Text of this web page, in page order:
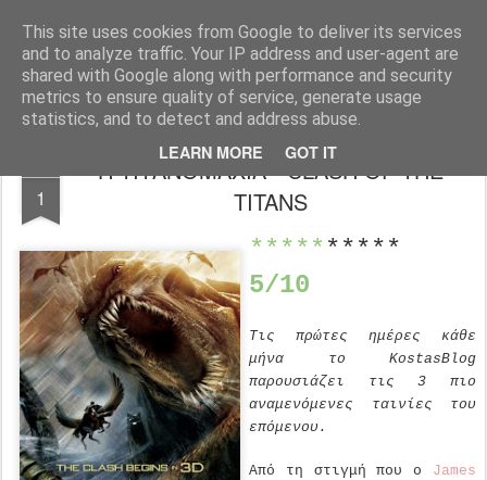
This site uses cookies from Google to deliver its services
and to analyze traffic. Your IP address and user-agent are
shared with Google along with performance and security
metrics to ensure quality of service, generate usage
statistics, and to detect and address abuse.
LEARN MORE GOT IT
FilmBoy
1
Η ΤΙΤΑΝΟΜΑΧΙΑ - CLASH OF THE
TITANS
**********
5/10
Τις πρώτες ημέρες κάθε
μήνα το KostasBlog
παρουσιάζει τις 3 πιο
αναμενόμενες ταινίες του
επόμενου.
Από τη στιγμή που ο James